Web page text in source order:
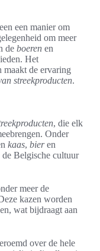
een manier om
om meer
de boeren en
Het
maakt de ervaring
streekproducten.
, die elk
Onder
kaas, bieren
Belgische cultuur
meer de
kazen worden
wat bijdraagt aan
over de hele